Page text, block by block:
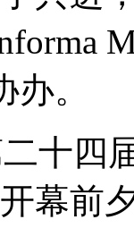
。
十四
幕前